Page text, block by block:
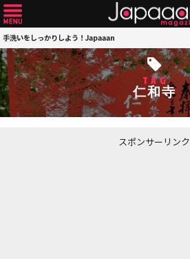
手洗いをしっかりしよう！Japaaan
TAG
仁和寺
スポンサーリンク